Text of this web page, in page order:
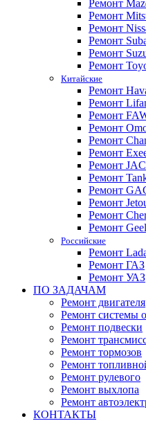
Ремонт
Ремонт
Ремонт
Ремонт
Ремонт
Ремонт
Китайские
Ремонт
Ремонт
Ремонт
Ремонт
Ремонт
Ремонт
Ремонт JAC
Ремонт
Ремонт
Ремонт
Ремонт
Ремонт
Российские
Ремонт
Ремонт ГАЗ
Ремонт УАЗ
ПО ЗАДАЧАМ
Ремонт двигателя
Ремонт системы
Ремонт подвески
Ремонт
Ремонт тормозов
Ремонт
Ремонт рулевого
Ремонт выхлопа
Ремонт
КОНТАКТЫ